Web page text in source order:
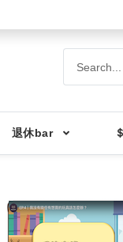
退休bar